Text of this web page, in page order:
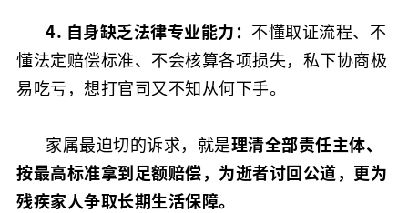
4. 自身缺乏法律专业能力： 不懂取证流程、不
懂法定赔偿标准、不会核算各项损失，私下协商极
易吃亏，想打官司又不知从何下手。
家属最迫切的诉求，就是理清全部责任主体、
按最高标准拿到足额赔偿，为逝者讨回公道，更为
残疾家人争取长期生活保障。